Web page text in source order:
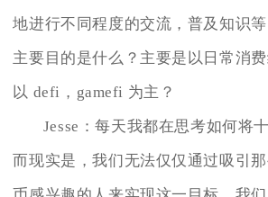
地进行不同程度的交流，普及知识
主要目的是什么？主要是以日常消
以 defi，gamefi 为主？
Jesse：每天我都在思考如何将
而现实是，我们无法仅仅通过吸引